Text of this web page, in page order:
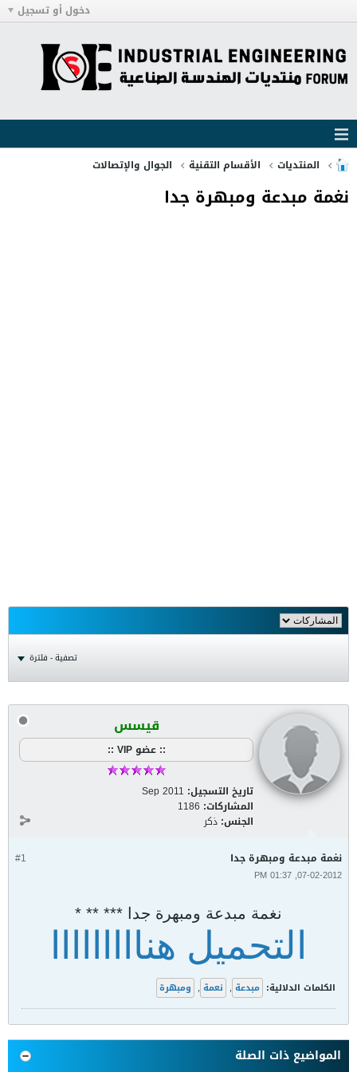
دخول أو تسجيل
المنتديات الأقسام التقنية الجوال والإتصالات
نغمة مبدعة ومبهرة جدا
تصفية - فلترة
قيسس
:: عضو VIP ::
تاريخ التسجيل: Sep 2011
المشاركات: 1186
الجنس: ذكر
#1 نغمة مبدعة ومبهرة جدا
07-02-2012, 01:37 PM
نغمة مبدعة ومبهرة جدا *** ** *
التحميل هنااااااااا
الكلمات الدلالية: مبدعة , نعمة , ومبهرة
المواضيع ذات الصلة